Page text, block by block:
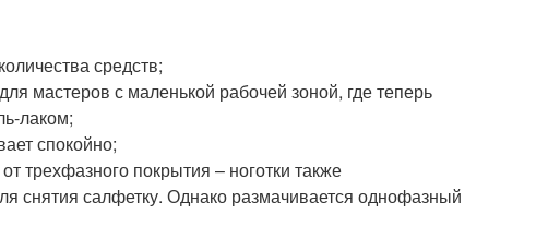
средств;
мастеров с маленькой рабочей зоной, где теперь
лаком;
спокойно;
трехфазного покрытия – ноготки также
снятия салфетку. Однако размачивается однофазный